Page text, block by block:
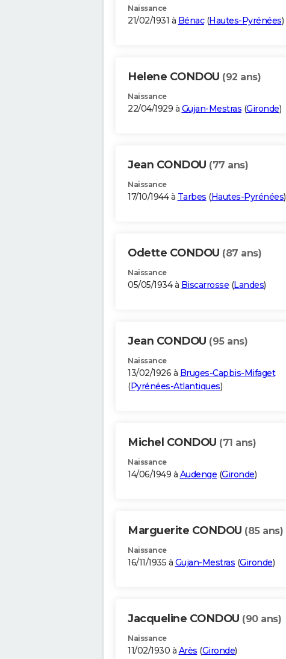
Naissance
21/02/1931 à Bénac(Hautes-Pyrénées)
Helene CONDOU (92 ans)
Naissance
22/04/1929 à Gujan-Mestras (Gironde)
Jean CONDOU (77 ans)
Naissance
17/10/1944 à Tarbes (Hautes-Pyrénées)
Odette CONDOU (87 ans)
Naissance
05/05/1934 à Biscarrosse (Landes)
Jean CONDOU (95 ans)
Naissance
13/02/1926 à Bruges-Capbis-Mifaget
(Pyrénées-Atlantiques)
Michel CONDOU (71 ans)
Naissance
14/06/1949 à Audenge (Gironde)
Marguerite CONDOU (85 ans)
Naissance
16/11/1935 à Gujan-Mestras (Gironde)
Jacqueline CONDOU (90 ans)
Naissance
11/02/1930 à Arès (Gironde)